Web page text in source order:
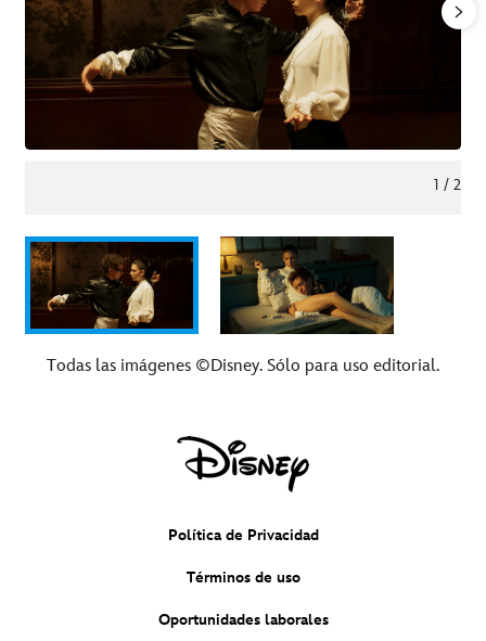
1 / 2
Todas las imágenes ©Disney. Sólo para uso editorial.
Política de Privacidad
Términos de uso
Oportunidades laborales